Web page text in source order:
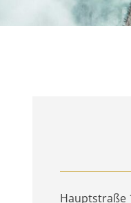
Hauptstraße